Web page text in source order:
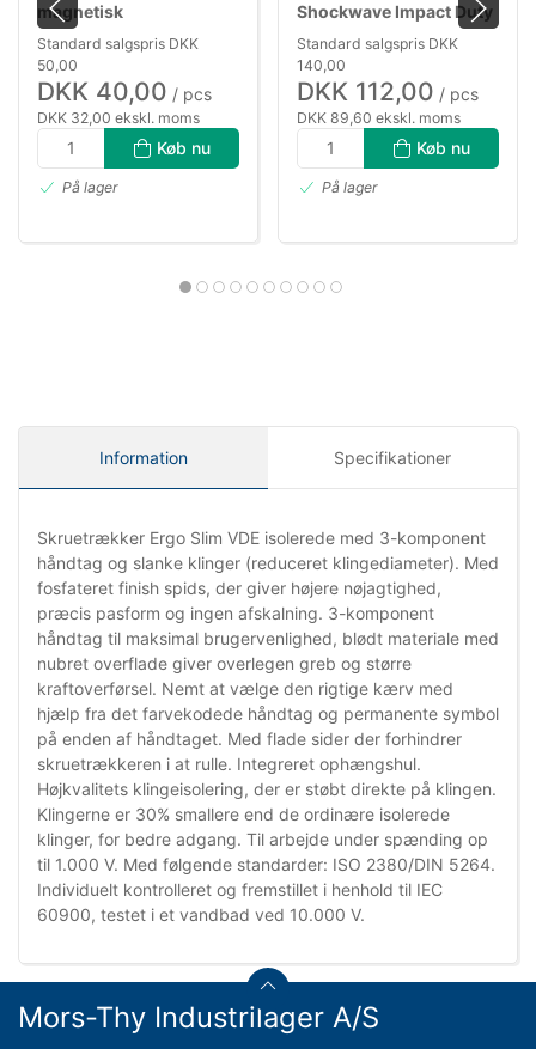
magnetisk
Standard salgspris DKK
50,00
DKK 40,00 / pcs
DKK 32,00 ekskl. moms
Køb nu
På lager
Shockwave Impact Duty
50mm, sæt 10stk
Standard salgspris DKK
140,00
DKK 112,00 / pcs
DKK 89,60 ekskl. moms
Køb nu
På lager
Information Specifikationer
Skruetrækker Ergo Slim VDE isolerede med 3-komponent
håndtag og slanke klinger (reduceret klingediameter). Med
fosfateret finish spids, der giver højere nøjagtighed,
præcis pasform og ingen afskalning. 3-komponent
håndtag til maksimal brugervenlighed, blødt materiale med
nubret overflade giver overlegen greb og større
kraftoverførsel. Nemt at vælge den rigtige kærv med
hjælp fra det farvekodede håndtag og permanente symbol
på enden af håndtaget. Med flade sider der forhindrer
skruetrækkeren i at rulle. Integreret ophængshul.
Højkvalitets klingeisolering, der er støbt direkte på klingen.
Klingerne er 30% smallere end de ordinære isolerede
klinger, for bedre adgang. Til arbejde under spænding op
til 1.000 V. Med følgende standarder: ISO 2380/DIN 5264.
Individuelt kontrolleret og fremstillet i henhold til IEC
60900, testet i et vandbad ved 10.000 V.
Mors-Thy Industrilager A/S